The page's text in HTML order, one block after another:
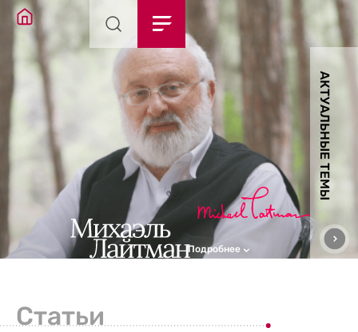
АКТУАЛЬНЫЕ ТЕМЫ
Подробнее
Статьи